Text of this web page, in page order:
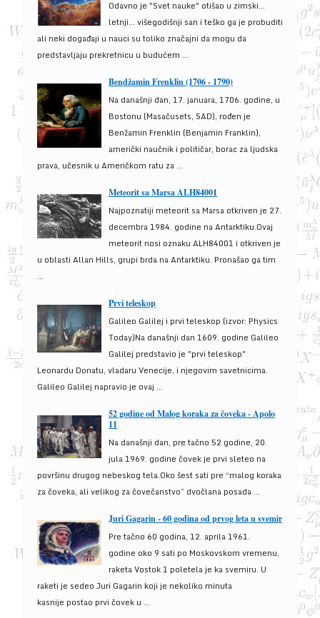
Odavno je "Svet nauke" otišao u zimski...
letnji... višegodišnji san i teško ga je probuditi
ali neki događaji u nauci su toliko značajni da mogu da
predstavljaju prekretnicu u budućem ...
Bendžamin Frenklin (1706 - 1790)
Na današnji dan, 17. januara, 1706. godine, u
Bostonu (Masačusets, SAD), rođen je
Benžamin Frenklin (Benjamin Franklin),
američki naučnik i političar, borac za ljudska
prava, učesnik u Američkom ratu za ...
Meteorit sa Marsa ALH84001
Najpoznatiji meteorit sa Marsa otkriven je 27.
decembra 1984. godine na Antarktiku.Ovaj
meteorit nosi oznaku ALH84001 i otkriven je
u oblasti Allan Hills, grupi brda na Antarktiku. Pronašao ga tim
...
Prvi teleskop
Galileo Galilej i prvi teleskop (izvor: Physics
Today)Na današnji dan 1609. godine Galileo
Galilej predstavio je "prvi teleskop"
Leonardu Donatu, vladaru Venecije, i njegovim savetnicima.
Galileo Galilej napravio je ovaj ...
52 godine od Malog koraka za čoveka - Apolo
11
Na današnji dan, pre tačno 52 godine, 20.
jula 1969. godine čovek je prvi sleteo na
površinu drugog nebeskog tela.Oko šest sati pre “malog koraka
za čoveka, ali velikog za čovečanstvo” dvočlana posada ...
Juri Gagarin - 60 godina od prvog leta u svemir
Pre tačno 60 godina, 12. aprila 1961.
godine oko 9 sati po Moskovskom vremenu,
raketa Vostok 1 poletela je ka svemiru. U
raketi je sedeo Juri Gagarin koji je nekoliko minuta
kasnije postao prvi čovek u ...